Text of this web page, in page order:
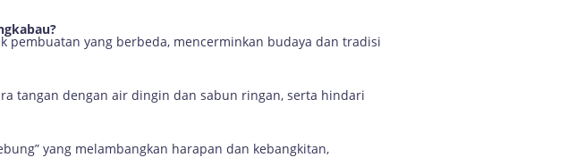
pembuatan yang berbeda, mencerminkan budaya dan tradisi
tangan dengan air dingin dan sabun ringan, serta hindari
yang melambangkan harapan dan kebangkitan,